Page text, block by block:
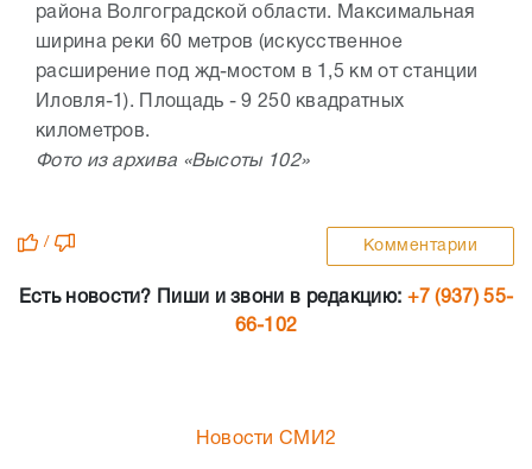
района Волгоградской области. Максимальная
ширина реки 60 метров (искусственное
расширение под жд-мостом в 1,5 км от станции
Иловля-1). Площадь - 9 250 квадратных
километров.
Фото из архива «Высоты 102»
/ Комментарии
Есть новости? Пиши и звони в редакцию: +7 (937) 55-
66-102
Новости СМИ2